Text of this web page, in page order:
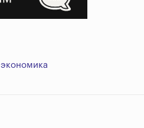
экономика